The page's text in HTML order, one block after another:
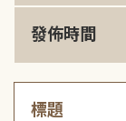
發佈時間
標題